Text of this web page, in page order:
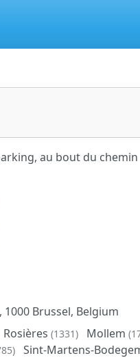
au bout du chemin
Brussel, Belgium
Rosières (1331) Mollem
Sint-Martens-